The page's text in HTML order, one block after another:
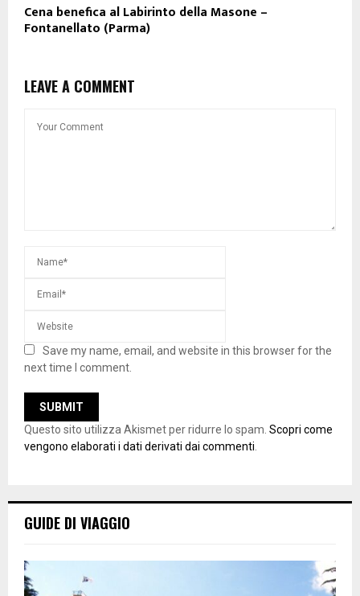
Cena benefica al Labirinto della Masone –
Fontanellato (Parma)
LEAVE A COMMENT
Save my name, email, and website in this browser for the
next time I comment.
Questo sito utilizza Akismet per ridurre lo spam. Scopri come
vengono elaborati i dati derivati dai commenti
GUIDE DI VIAGGIO